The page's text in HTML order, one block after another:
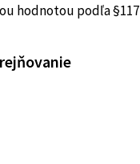
hodnotou podľa §117